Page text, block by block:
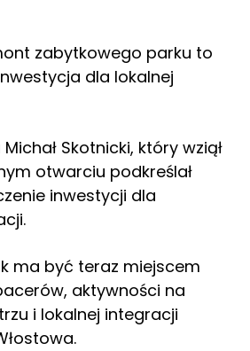
zabytkowego parku to
dla lokalnej
Skotnicki, który wziął
otwarciu podkreślał
inwestycji dla
ma być teraz miejscem
aktywności na
i lokalnej integracji